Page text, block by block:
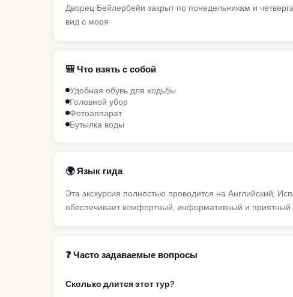
Дворец Бейлербейи закрыт по понедельникам и
вид с моря
🎒 Что взять с собой
Удобная обувь для ходьбы
Головной убор
Фотоаппарат
Бутылка воды
🌍 Язык гида
Эта экскурсия полностью проводится на Английский,
обеспечивает комфортный, информативный и приятный
❓ Часто задаваемые вопросы
Сколько длится этот тур?